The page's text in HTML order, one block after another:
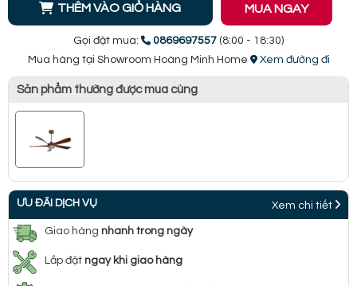
THÊM VÀO GIỎ HÀNG MUA NGAY
Gọi đặt mua: 0869697557 (8:00 - 18:30)
Mua hàng tại Showroom Hoàng Minh Home
Xem đường đi
Sản phẩm thường được mua cùng
ƯU ĐÃI DỊCH VỤ Xem chi tiết
Giao hàng nhanh trong ngày
Lắp đặt ngay khi giao hàng